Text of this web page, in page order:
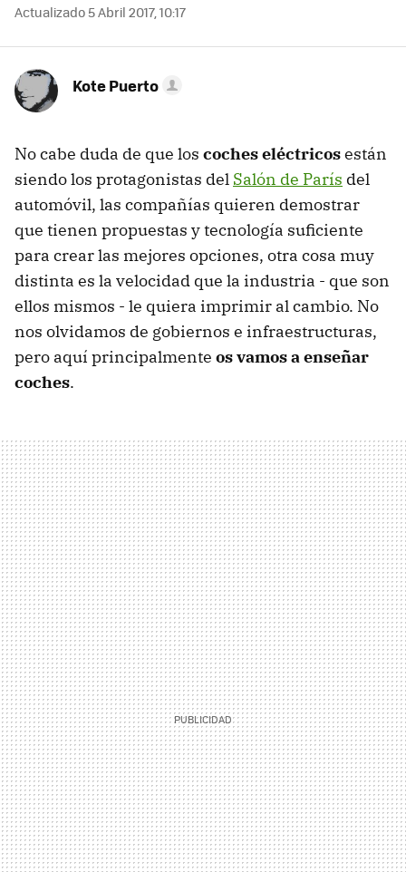
Actualizado 5 Abril 2017, 10:17
Kote Puerto
No cabe duda de que los coches eléctricosestán
siendo los protagonistas del Salón de París del
automóvil, las compañías quieren demostrar
que tienen propuestas y tecnología suficiente
para crear las mejores opciones, otra cosa muy
distinta es la velocidad que la industria - que son
ellos mismos - le quiera imprimir al cambio. No
nos olvidamos de gobiernos e infraestructuras,
pero aquí principalmente os vamos a enseñar
coches.